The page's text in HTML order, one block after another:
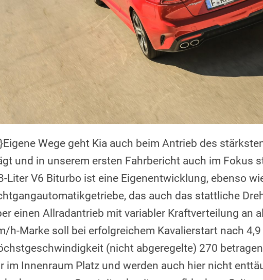
Wege geht Kia auch beim Antrieb des
und in unserem ersten Fahrbericht auch im Fokus
Liter V6 Biturbo ist eine Eigenentwicklung, ebenso
das auch das stattliche
einen Allradantrieb mit variabler Kraftverteilung an
h-Marke soll bei erfolgreichem Kavalierstart nach
(nicht abgeregelte) 270
im Innenraum Platz und werden auch hier nicht